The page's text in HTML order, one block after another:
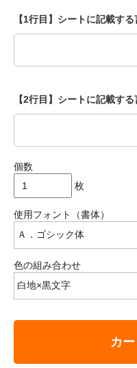
【1行目】シートに記載す
【2行目】シートに記載す
個数
枚
使用フォント（書体）
色の組み合わせ
カ